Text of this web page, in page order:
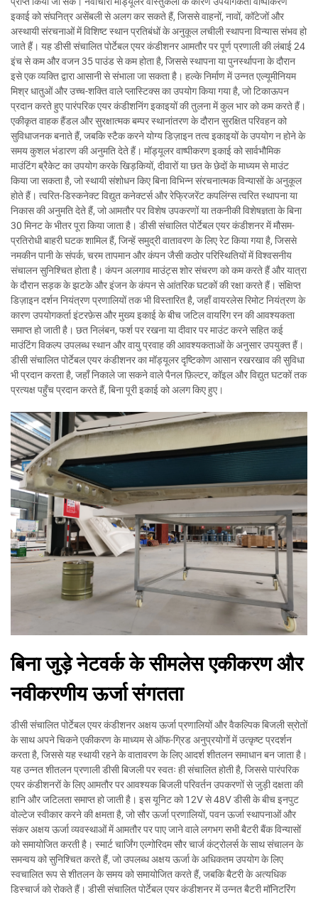
इकाई को संघनित्र असेंबली से अलग कर सकते हैं, जिससे वाहनों, नावों, कॉटेजों और
अस्थायी संरचनाओं में विशिष्ट स्थान प्रतिबंधों के अनुकूल लचीली स्थापना विन्यास संभव हो
जाते हैं। यह डीसी संचालित पोर्टेबल एयर कंडीशनर आमतौर पर पूर्ण प्रणाली की लंबाई 24
इंच से कम और वजन 35 पाउंड से कम होता है, जिससे स्थापना या पुनर्स्थापना के दौरान
इसे एक व्यक्ति द्वारा आसानी से संभाला जा सकता है। हल्के निर्माण में उन्नत एल्यूमीनियम
मिश्र धातुओं और उच्च-शक्ति वाले प्लास्टिक्स का उपयोग किया गया है, जो टिकाऊपन
प्रदान करते हुए पारंपरिक एयर कंडीशनिंग इकाइयों की तुलना में कुल भार को कम करते हैं।
एकीकृत वाहक हैंडल और सुरक्षात्मक बम्पर स्थानांतरण के दौरान सुरक्षित परिवहन को
सुविधाजनक बनाते हैं, जबकि स्टैक करने योग्य डिज़ाइन तत्व इकाइयों के उपयोग न होने के
समय कुशल भंडारण की अनुमति देते हैं। मॉड्यूलर वाष्पीकरण इकाई को सार्वभौमिक
माउंटिंग ब्रैकेट का उपयोग करके खिड़कियों, दीवारों या छत के छेदों के माध्यम से माउंट
किया जा सकता है, जो स्थायी संशोधन किए बिना विभिन्न संरचनात्मक विन्यासों के अनुकूल
होते हैं। त्वरित-डिस्कनेक्ट विद्युत कनेक्टर्स और रेफ्रिजरेंट कपलिंग्स त्वरित स्थापना या
निकास की अनुमति देते हैं, जो आमतौर पर विशेष उपकरणों या तकनीकी विशेषज्ञता के बिना
30 मिनट के भीतर पूरा किया जाता है। डीसी संचालित पोर्टेबल एयर कंडीशनर में मौसम-
प्रतिरोधी बाहरी घटक शामिल हैं, जिन्हें समुद्री वातावरण के लिए रेट किया गया है, जिससे
नमकीन पानी के संपर्क, चरम तापमान और कंपन जैसी कठोर परिस्थितियों में विश्वसनीय
संचालन सुनिश्चित होता है। कंपन अलगाव माउंट्स शोर संचरण को कम करते हैं और यात्रा
के दौरान सड़क के झटके और इंजन के कंपन से आंतरिक घटकों की रक्षा करते हैं। संक्षिप्त
डिज़ाइन दर्शन नियंत्रण प्रणालियों तक भी विस्तारित है, जहाँ वायरलेस रिमोट नियंत्रण के
कारण उपयोगकर्ता इंटरफ़ेस और मुख्य इकाई के बीच जटिल वायरिंग रन की आवश्यकता
समाप्त हो जाती है। छत निलंबन, फर्श पर रखना या दीवार पर माउंट करने सहित कई
माउंटिंग विकल्प उपलब्ध स्थान और वायु प्रवाह की आवश्यकताओं के अनुसार उपयुक्त हैं।
डीसी संचालित पोर्टेबल एयर कंडीशनर का मॉड्यूलर दृष्टिकोण आसान रखरखाव की सुविधा
भी प्रदान करता है, जहाँ निकाले जा सकने वाले पैनल फ़िल्टर, कॉइल और विद्युत घटकों तक
प्रत्यक्ष पहुँच प्रदान करते हैं, बिना पूरी इकाई को अलग किए हुए।
बिना जुड़े नेटवर्क के सीमलेस एकीकरण और
नवीकरणीय ऊर्जा संगतता
डीसी संचालित पोर्टेबल एयर कंडीशनर अक्षय ऊर्जा प्रणालियों और वैकल्पिक बिजली स्रोतों
के साथ अपने चिकने एकीकरण के माध्यम से ऑफ-ग्रिड अनुप्रयोगों में उत्कृष्ट प्रदर्शन
करता है, जिससे यह स्थायी रहने के वातावरण के लिए आदर्श शीतलन समाधान बन जाता है।
यह उन्नत शीतलन प्रणाली डीसी बिजली पर स्वतः ही संचालित होती है, जिससे पारंपरिक
एयर कंडीशनरों के लिए आमतौर पर आवश्यक बिजली परिवर्तन उपकरणों से जुड़ी दक्षता की
हानि और जटिलता समाप्त हो जाती है। इस यूनिट को 12V से 48V डीसी के बीच इनपुट
वोल्टेज स्वीकार करने की क्षमता है, जो सौर ऊर्जा प्रणालियों, पवन ऊर्जा स्थापनाओं और
संकर अक्षय ऊर्जा व्यवस्थाओं में आमतौर पर पाए जाने वाले लगभग सभी बैटरी बैंक विन्यासों
को समायोजित करती है। स्मार्ट चार्जिंग एल्गोरिदम सौर चार्ज कंट्रोलर्स के साथ संचालन के
समन्वय को सुनिश्चित करते हैं, जो उपलब्ध अक्षय ऊर्जा के अधिकतम उपयोग के लिए
स्वचालित रूप से शीतलन के समय को समायोजित करते हैं, जबकि बैटरी के अत्यधिक
डिस्चार्ज को रोकते हैं। डीसी संचालित पोर्टेबल एयर कंडीशनर में उन्नत बैटरी मॉनिटरिंग